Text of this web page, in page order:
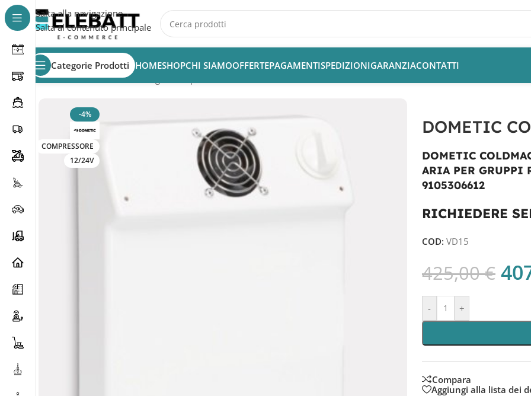
Salta alla navigazione
Salta al contenuto principale
Categorie Prodotti HOMESHOPCHI SIAMOOFFERTEPAGAMENTISPEDIZIONIGARANZIACONTATTI
Home/Accessori Nautica
-4%
COMPRESSORE
12/24V
DOMETIC
DOMETIC
ARIA PER GRUPPI
9105306612
RICHIEDERE
COD: VD15
425,00€
- +
Compara
Aggiungi alla lista dei